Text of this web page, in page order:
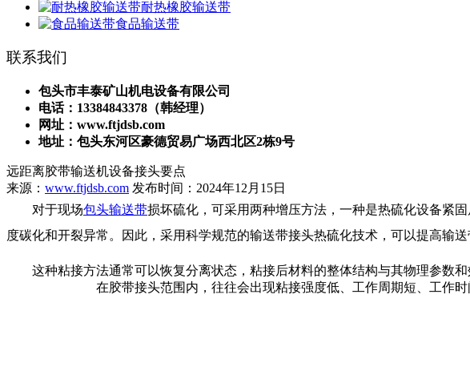
耐热橡胶输送带
食品输送带
联系我们
包头市丰泰矿山机电设备有限公司
电话：13384843378（韩经理）
网址：www.ftjdsb.com
地址：包头东河区豪德贸易广场西北区2栋9号
远距离胶带输送机设备接头要点
来源： www.ftjdsb.com 发布时间：2024年12月15日
对于现场包头输送带损坏硫化，可采用两种增压方法，一种是热硫化设备紧
度碳化和开裂异常。因此，采用科学规范的输送带接头热硫化技术，可以提高输
这种粘接方法通常可以恢复分离状态，粘接后材料的整体结构与其物理参数和
在胶带接头范围内，往往会出现粘接强度低、 工作周期短、工作